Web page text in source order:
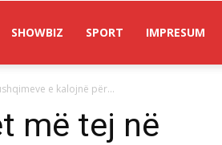
SHOWBIZ SPORT IMPRESUM
e kalojnë për...
më tej në